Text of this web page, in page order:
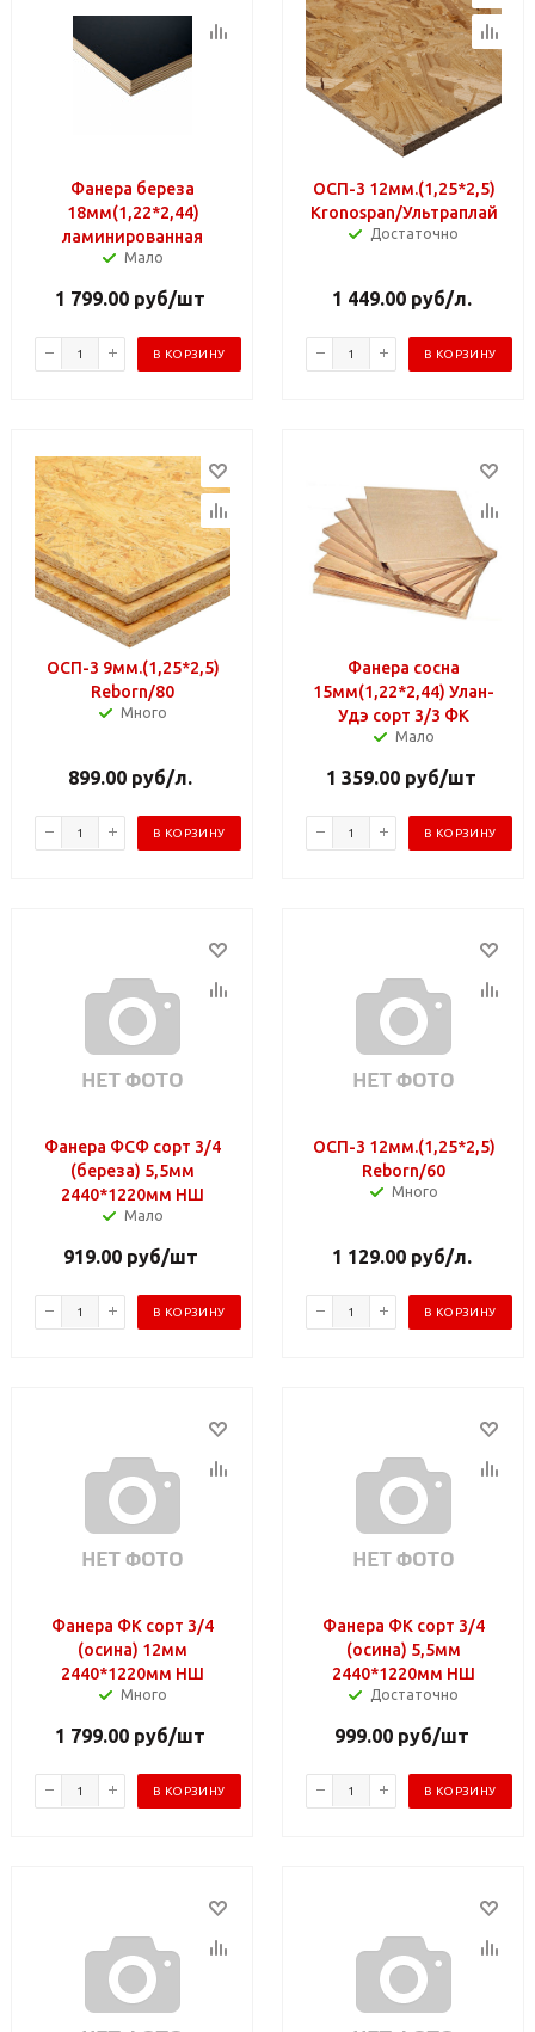
Фанера береза
18мм(1,22*2,44)
ламинированная
Мало
1 799.00 руб/шт
В КОРЗИНУ
ОСП-3 12мм.(1,25*2,5)
Kronospan/Ультраплай
Достаточно
1 449.00руб/л.
В КОРЗИНУ
ОСП-3 9мм.(1,25*2,5)
Reborn/80
Много
899.00 руб/л.
В КОРЗИНУ
Фанера сосна
15мм(1,22*2,44) Улан-
Удэ сорт 3/3 ФК
Мало
1 359.00 руб/шт
В КОРЗИНУ
Фанера ФСФ сорт 3/4
(береза) 5,5мм
2440*1220мм НШ
Мало
919.00руб/шт
В КОРЗИНУ
ОСП-3 12мм.(1,25*2,5)
Reborn/60
Много
1 129.00руб/л.
В КОРЗИНУ
Фанера ФК сорт 3/4
(осина) 12мм
2440*1220мм НШ
Много
1 799.00 руб/шт
В КОРЗИНУ
Фанера ФК сорт 3/4
(осина) 5,5мм
2440*1220мм НШ
Достаточно
999.00руб/шт
В КОРЗИНУ